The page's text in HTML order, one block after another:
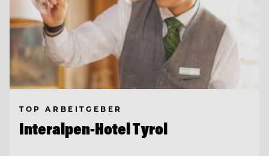
TOP ARBEITGEBER
Interalpen-Hotel Tyrol